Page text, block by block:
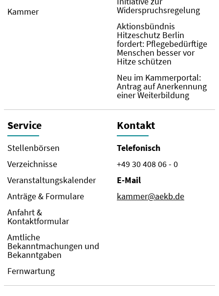
Kammer
Widerspruchsregelung
Aktionsbündnis
Hitzeschutz Berlin
fordert: Pflegebedürftige
Menschen besser vor
Hitze schützen
Neu im Kammerportal:
Antrag auf Anerkennung
einer Weiterbildung
Service
Stellenbörsen
Verzeichnisse
Veranstaltungskalender
Anträge & Formulare
Anfahrt &
Kontaktformular
Amtliche
Bekanntmachungen und
Bekanntgaben
Fernwartung
Kontakt
Telefonisch
+49 30 408 06 - 0
E-Mail
kammer@aekb.de